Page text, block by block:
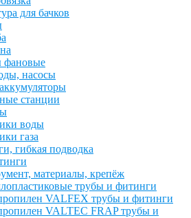
для бачков
фановые
насосы
станции
воды
газа
гибкая подводка
материалы, крепёж
трубы и фитинги
VALFEX трубы и фитинги
VALTEC FRAP трубы и